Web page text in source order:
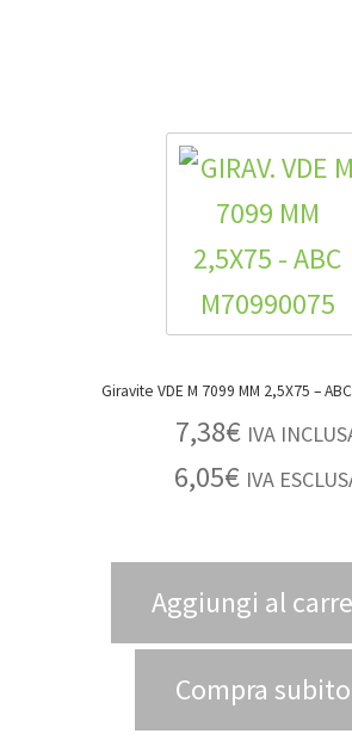
Giravite VDE
7,38€ IVA
6,05€ IVA
Aggiungi al
Compra